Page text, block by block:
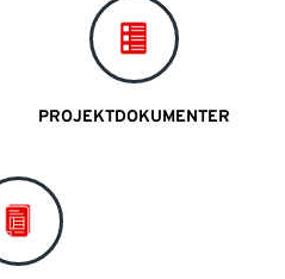
PROJEKTDOKUMENTER